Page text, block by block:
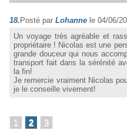
18. Posté par Lohanne le 04/06/
Un voyage très agréable et
propriétaire ! Nicolas est une
grande douceur qui nous
transport fait dans la sérénité
la fin!
Je remercie vraiment Nicolas
je le conseille vivement!
1 2
3